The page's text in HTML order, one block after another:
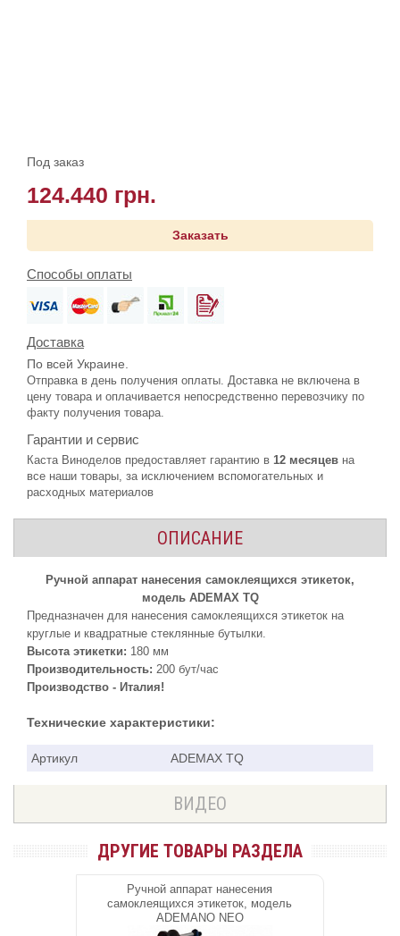
Под заказ
124.440 грн.
Заказать
Способы оплаты
Доставка
По всей Украине.
Отправка в день получения оплаты. Доставка не включена в
цену товара и оплачивается непосредственно перевозчику по
факту получения товара.
Гарантии и сервис
Каста Виноделов предоставляет гарантию в 12 месяцев на
все наши товары, за исключением вспомогательных и
расходных материалов
ОПИСАНИЕ
Ручной аппарат нанесения самоклеящихся этикеток,
модель ADEMAX TQ
Предназначен для нанесения самоклеящихся этикеток на
круглые и квадратные стеклянные бутылки.
Высота этикетки: 180 мм
Производительность: 200 бут/час
Производство - Италия!
Технические характеристики:
Артикул ADEMAX TQ
ВИДЕО
ДРУГИЕ ТОВАРЫ РАЗДЕЛА
Ручной аппарат нанесения
самоклеящихся этикеток, модель
ADEMANO NEO